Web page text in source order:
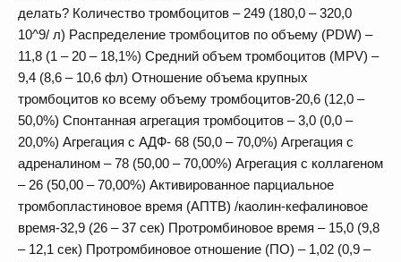
делать? Количество тромбоцитов – 249 (180,0 – 320,0
10^9/ л) Распределение тромбоцитов по объему (PDW) –
11,8 (1 – 20 – 18,1%) Средний объем тромбоцитов (MPV) –
9,4 (8,6 – 10,6 фл) Отношение объема крупных
тромбоцитов ко всему объему тромбоцитов-20,6 (12,0 –
50,0%) Спонтанная агрегация тромбоцитов – 3,0 (0,0 –
20,0%) Агрегация с АДФ- 68 (50,0 – 70,0%) Агрегация с
адреналином – 78 (50,00 – 70,00%) Агрегация с коллагеном
– 26 (50,00 – 70,00%) Активированное парциальное
тромбопластиновое время (АПТВ) /каолин-кефалиновое
время-32,9 (26 – 37 сек) Протромбиновое время – 15,0 (9,8
– 12,1 сек) Протромбиновое отношение (ПО) – 1,02 (0,9 –